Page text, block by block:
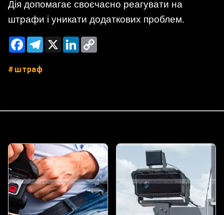
Дія допомагає своєчасно реагувати на
штрафи і уникати додаткових проблем.
FacebookTelegram
X LinkedIn
штраф